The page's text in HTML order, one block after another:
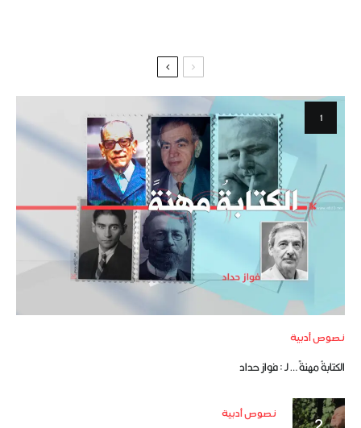
نصوص أدبية
الكتابةُ مهنةً … لـ : فواز حداد
نصوص أدبية